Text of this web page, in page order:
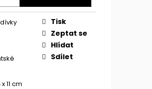
11 cm
Tisk
Zeptat se
Hlídat
Sdílet